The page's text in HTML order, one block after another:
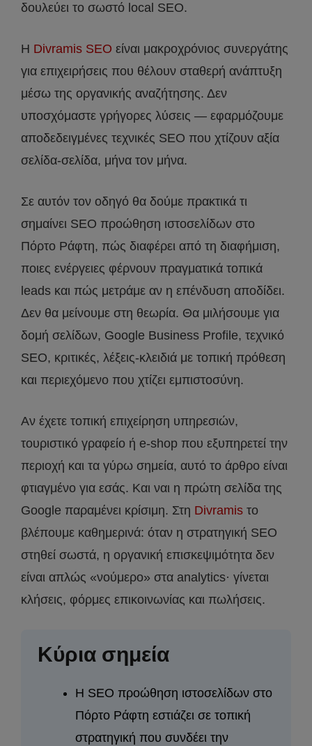
δουλεύει το σωστό local SEO.
Η Divramis SEO είναι μακροχρόνιος συνεργάτης
για επιχειρήσεις που θέλουν σταθερή ανάπτυξη
μέσω της οργανικής αναζήτησης. Δεν
υποσχόμαστε γρήγορες λύσεις — εφαρμόζουμε
αποδεδειγμένες τεχνικές SEO που χτίζουν αξία
σελίδα-σελίδα, μήνα τον μήνα.
Σε αυτόν τον οδηγό θα δούμε πρακτικά τι
σημαίνει SEO προώθηση ιστοσελίδων στο
Πόρτο Ράφτη, πώς διαφέρει από τη διαφήμιση,
ποιες ενέργειες φέρνουν πραγματικά τοπικά
leads και πώς μετράμε αν η επένδυση αποδίδει.
Δεν θα μείνουμε στη θεωρία. Θα μιλήσουμε για
δομή σελίδων, Google Business Profile, τεχνικό
SEO, κριτικές, λέξεις-κλειδιά με τοπική πρόθεση
και περιεχόμενο που χτίζει εμπιστοσύνη.
Αν έχετε τοπική επιχείρηση υπηρεσιών,
τουριστικό γραφείο ή e-shop που εξυπηρετεί την
περιοχή και τα γύρω σημεία, αυτό το άρθρο είναι
φτιαγμένο για εσάς. Και ναι η πρώτη σελίδα της
Google παραμένει κρίσιμη. Στη Divramis το
βλέπουμε καθημερινά: όταν η στρατηγική SEO
στηθεί σωστά, η οργανική επισκεψιμότητα δεν
είναι απλώς «νούμερο» στα analytics· γίνεται
κλήσεις, φόρμες επικοινωνίας και πωλήσεις.
Κύρια σημεία
Η SEO προώθηση ιστοσελίδων στο
Πόρτο Ράφτη εστιάζει σε τοπική
στρατηγική που συνδέει την